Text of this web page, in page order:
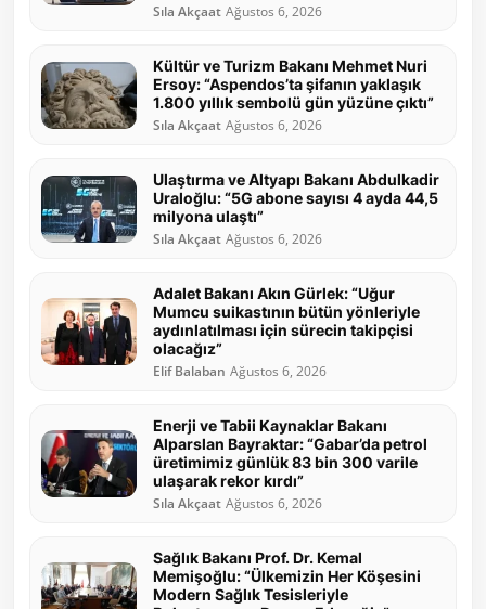
Sıla Akçaat Ağustos 6, 2026
Kültür ve Turizm Bakanı Mehmet Nuri
Ersoy: “Aspendos’ta şifanın yaklaşık
1.800 yıllık sembolü gün yüzüne çıktı”
Sıla Akçaat Ağustos 6, 2026
Ulaştırma ve Altyapı Bakanı Abdulkadir
Uraloğlu: “5G abone sayısı 4 ayda 44,5
milyona ulaştı”
Sıla Akçaat Ağustos 6, 2026
Adalet Bakanı Akın Gürlek: “Uğur
Mumcu suikastının bütün yönleriyle
aydınlatılması için sürecin takipçisi
olacağız”
Elif Balaban Ağustos 6, 2026
Enerji ve Tabii Kaynaklar Bakanı
Alparslan Bayraktar: “Gabar’da petrol
üretimimiz günlük 83 bin 300 varile
ulaşarak rekor kırdı”
Sıla Akçaat Ağustos 6, 2026
Sağlık Bakanı Prof. Dr. Kemal
Memişoğlu: “Ülkemizin Her Köşesini
Modern Sağlık Tesisleriyle